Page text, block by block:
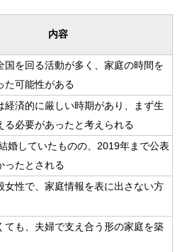
内容
国を回る活動が多く、家庭の時間を
た可能性がある
経済的に厳しい時期があり、まず生
る必要があったと考えられる
婚していたものの、2019年まで公表
ったとされる
女性で、家庭情報を表に出さない方
ても、夫婦で支え合う形の家庭を築